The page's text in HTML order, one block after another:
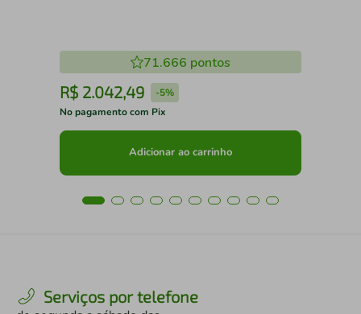
71.666 pontos
R$ 2.042,49 -5%
No pagamento com Pix
Adicionar ao carrinho
Serviços por telefone